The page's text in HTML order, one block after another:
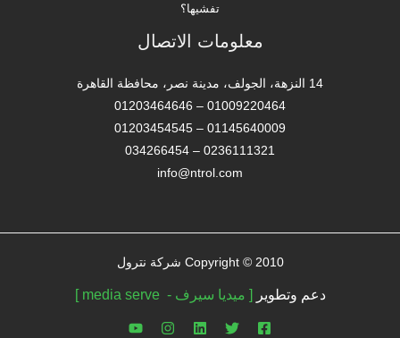
تفشيها؟
معلومات الاتصال
14 النزهة، الجولف، مدينة نصر، محافظة القاهرة‬
01009220464 – 01203464646
01145640009 – 01203454545
0236111321 – 034266454
info@ntrol.com
Copyright © 2010 شركة نترول
دعم وتطوير [ ميديا سيرف - media serve ]